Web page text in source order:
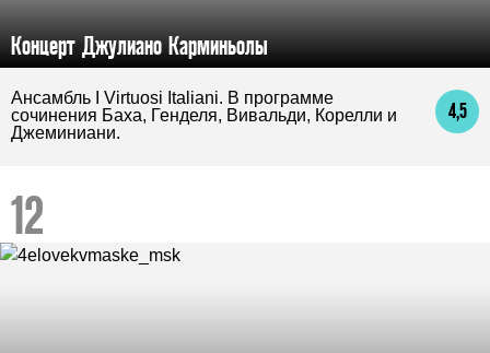
Концерт Джулиано Карминьолы
4,5
Ансамбль I Virtuosi Italiani. В программе
сочинения Баха, Генделя, Вивальди, Корелли и
Джеминиани.